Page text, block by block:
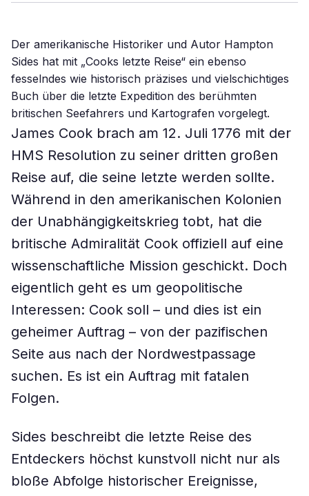
Der amerikanische Historiker und Autor Hampton
Sides hat mit „Cooks letzte Reise“ ein ebenso
fesselndes wie historisch präzises und vielschichtiges
Buch über die letzte Expedition des berühmten
britischen Seefahrers und Kartografen vorgelegt.
James Cook brach am 12. Juli 1776 mit der
HMS Resolution zu seiner dritten großen
Reise auf, die seine letzte werden sollte.
Während in den amerikanischen Kolonien
der Unabhängigkeitskrieg tobt, hat die
britische Admiralität Cook offiziell auf eine
wissenschaftliche Mission geschickt. Doch
eigentlich geht es um geopolitische
Interessen: Cook soll – und dies ist ein
geheimer Auftrag – von der pazifischen
Seite aus nach der Nordwestpassage
suchen. Es ist ein Auftrag mit fatalen
Folgen.
Sides beschreibt die letzte Reise des
Entdeckers höchst kunstvoll nicht nur als
bloße Abfolge historischer Ereignisse,